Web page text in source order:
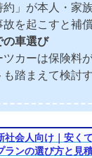
約」が本人・家
を起こすと補
の車選び
カーは保険料
踏まえて検討
社会人向け｜安く
ランの選び方と見